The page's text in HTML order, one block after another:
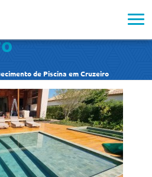
de Piscina
de Piscina em Cruzeiro